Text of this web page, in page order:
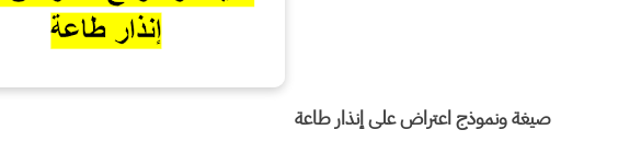
صيغة ونموذج اعتراض على إنذار طاعة